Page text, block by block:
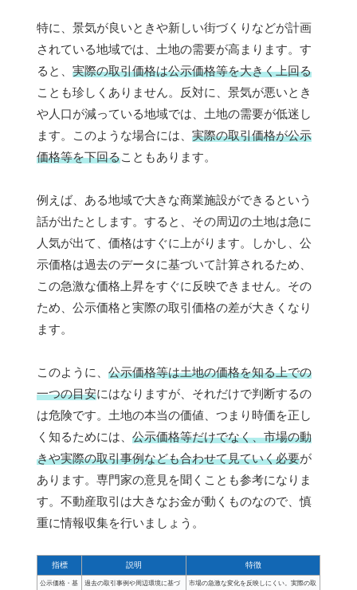
特に、景気が良いときや新しい街づくりなどが計画
されている地域では、土地の需要が高まります。す
ると、 実際の取引価格は公示価格等を大きく上回る
ことも珍しくありません。反対に、景気が悪いとき
や人口が減っている地域では、土地の需要が低迷し
ます。このような場合には、 実際の取引価格が公示
価格等を下回ることもあります。
例えば、ある地域で大きな商業施設ができるという
話が出たとします。すると、その周辺の土地は急に
人気が出て、価格はすぐに上がります。しかし、公
示価格は過去のデータに基づいて計算されるため、
この急激な価格上昇をすぐに反映できません。その
ため、公示価格と実際の取引価格の差が大きくなり
ます。
このように、 公示価格等は土地の価格を知る上での
一つの目安にはなりますが、それだけで判断するの
は危険です。土地の本当の価値、つまり時価を正し
く知るためには、 公示価格等だけでなく、市場の動
きや実際の取引事例なども合わせて見ていく必要が
あります。専門家の意見を聞くことも参考になりま
す。不動産取引は大きなお金が動くものなので、慎
重に情報収集を行いましょう。
指標 説明 特徴
公示価格・基
過去の取引事例や周辺環境に基づ
市場の急激な変化を反映しにくい。実際の取